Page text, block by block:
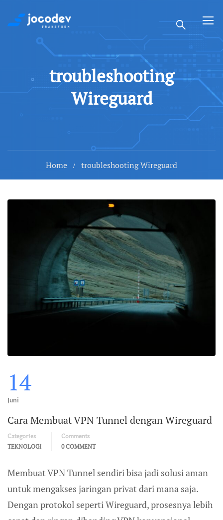
troubleshooting
Wireguard
Home troubleshooting Wireguard
14
Juni
Cara Membuat VPN Tunnel dengan Wireguard
Categories
TEKNOLOGI
Comments
0 COMMENT
Membuat VPN Tunnel sendiri bisa jadi solusi aman
untuk mengakses jaringan privat dari mana saja.
Dengan protokol seperti Wireguard, prosesnya lebih